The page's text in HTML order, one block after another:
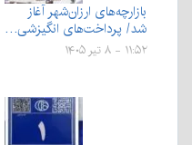
بازارچه‌های ارزان‌شهر آغاز
شد/ پرداخت‌های انگیزشی…
۱۱:۵۲ - ۸ تیر ۱۴۰۵